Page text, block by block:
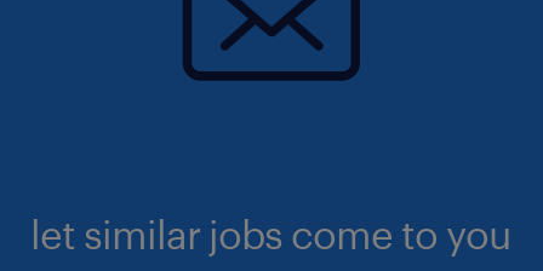
let similar jobs come to you